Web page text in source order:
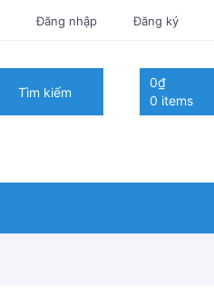
Đăng nhập Đăng ký
Tìm kiếm
0₫
0 items